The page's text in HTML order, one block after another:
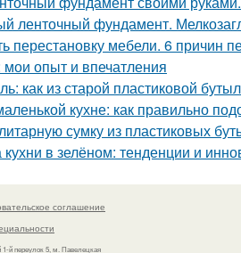
ленточный фундамент.
перестановку мебели. 6 причин
опыт и впечатления
как из старой пластиковой
кухне: как правильно
сумку из пластиковых
в зелёном: тенденции и
соглашение
1-й переулок 5, м. Павелецкая